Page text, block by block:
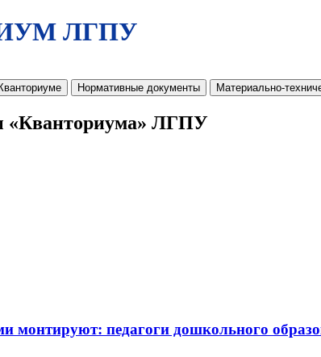
ЛГПУ
Нормативные документы Материально-
«Кванториума» ЛГПУ
монтируют: педагоги дошкольного